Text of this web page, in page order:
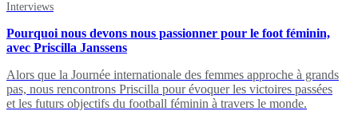
Interviews
Pourquoi nous devons nous passionner pour le foot féminin,
avec Priscilla Janssens
Alors que la Journée internationale des femmes approche à grands
pas, nous rencontrons Priscilla pour évoquer les victoires passées
et les futurs objectifs du football féminin à travers le monde.